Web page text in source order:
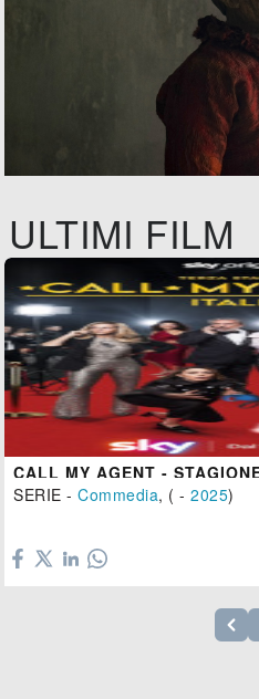
ULTIMI FILM
CALL MY AGENT -
SERIE -Commedia, ( -2025)